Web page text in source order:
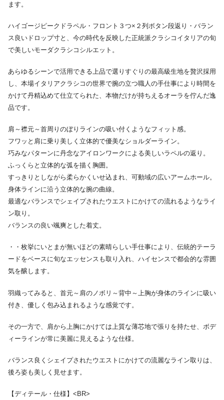
ます。
ハイゴージピークドラペル・フロント３つ×２列ボタン段返り・バラン
ス良いドロップ寸と、今の時代を反映した正統派クラシコイタリアの旬
で美しいモーダクラシコシルエット。
あらゆるシーンで活用できる上品で選りすぐりの最高級生地を贅沢採用
し、本場イタリアクラシコの世界で腕の立つ職人の手仕事により時間を
かけて丹精込めて仕立てられた、本物だけが持ちえるオーラを佇んだ逸
品です。
肩～襟元～首周りのぼりラインの吸い付くようなフィット感。
フワッと肩に乗り美しく立体的で優美なショルダーライン。
巧みなパターンに丹念なアイロンワークによる美しいラペルの返り。
ふっくらと立体的な弧を描く胸囲。
すっきりとしながら柔らかくいせ込まれ、可動域の広いアームホール。
身体ラインに沿う立体的な腕の曲線。
最適なバランスでシェイプされたウエストにかけての流れるようなライ
ン取り。
バランスの良い颯爽とした着丈。
・・枚挙にいとまが無いほどの素晴らしい手仕事により、伝統的テーラ
ードをベースに旬なエッセンスも取り入れ、ハイセンスで都会的な雰囲
気を醸します。
羽織ってみると、首元～肩のノボリ～背中～上胸が身体のラインに吸い
付き、優しく包み込まれるような感覚です。
その一方で、肩から上胸にかけては上質な薄芯地で張りを持たせ、ボデ
ィーラインが常に美麗に見えるような仕様。
バランス良くシェイプされたウエストにかけての流麗なライン取りは、
後ろ姿も美しく見せます。
【ディテール・仕様】<BR>